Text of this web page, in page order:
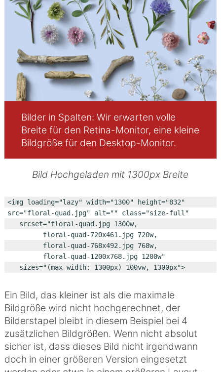
Bilder in Spalten: Wir erwarten volle
Breite für den Retina-Monitor, eine kleine
Bildgröße für den Desktop-Monitor.
Bild Hochgeladen mit 1300px Breite
<img loading="lazy" width="1300" height="832"
src="floral-quad.jpg" alt="" class="size-full"
	sizes="(max-width: 1300px) 100vw, 1300px">
Ein Bild, das kleiner ist als die maximale
Bildgröße wird nicht hochgerechnet, der
Bilderstapel bleibt in diesem Beispiel bei 4
zusätzlichen Bildgrößen. Wenn nicht absolut
sicher ist, dass dieses Bild nicht irgendwann
doch in einer größeren Version eingesetzt